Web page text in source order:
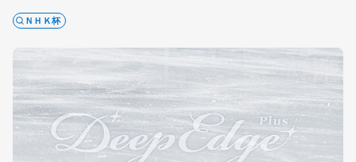
ＮＨＫ杯